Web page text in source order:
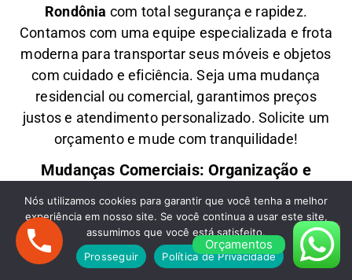
Rondônia com total segurança e rapidez.
Contamos com uma equipe especializada e frota
moderna para transportar seus móveis e objetos
comcuidado e eficiência. Seja uma mudança
residencial ou comercial , garantimos preços
justos e atendimento personalizado. Solicite um
orçamento e mude com tranquilidade!
Mudanças Comerciais: Organização e
Precisa de umaMudança Comercialde São
Paulo para Rondônia? AKarretocuida de toda a
logística paraescritórios, lojas e empresas,
Orçamentos
Nós utilizamos cookies para garantir que você tenha a melhor
experiência em nosso site. Se você continua a usar este site,
assumimos que você está satisfeito.
Prosseguir
Política de Privacidade